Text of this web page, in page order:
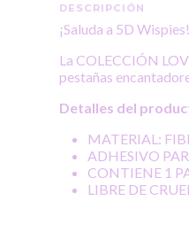
DESCRIPCIÓN
¡Saluda a 5D Wispies!
La COLECCIÓN
pestañas
Detalles del
MATERIAL:
ADHESIVO
CONTIENE 1
LIBRE DE